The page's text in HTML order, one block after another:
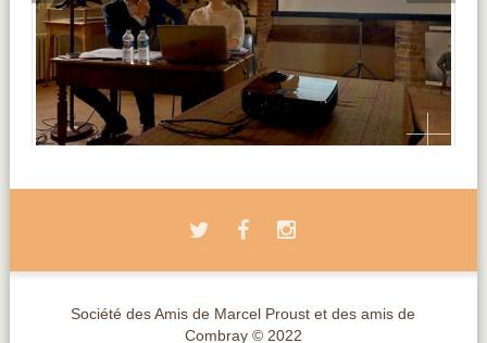
Société des Amis de Marcel Proust et des amis de
Combray © 2022